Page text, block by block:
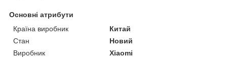
Основні атрибути
Країна виробник
Китай
Стан
Новий
Виробник
Xiaomi